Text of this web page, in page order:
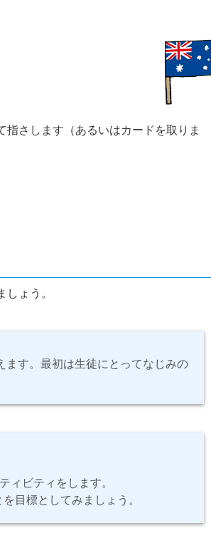
さします（あるいはカードを取りま
ょう。
ます。最初は生徒にとってなじみの
ィビティをします。
目標としてみましょう。